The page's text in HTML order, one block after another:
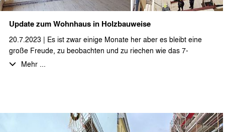
Update zum Wohnhaus in Holzbauweise
20.7.2023 | Es ist zwar einige Monate her aber es bleibt eine
große Freude, zu beobachten und zu riechen wie das 7-
geschossige Wohnhaus als Vollholzkonstruktion aus dem Boden
Mehr ...